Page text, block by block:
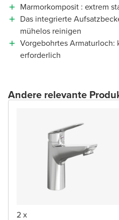
Marmorkomposit : extrem
Das integrierte
mühelos reinigen
Vorgebohrtes Armaturloch:
erforderlich
Andere relevante
2 x